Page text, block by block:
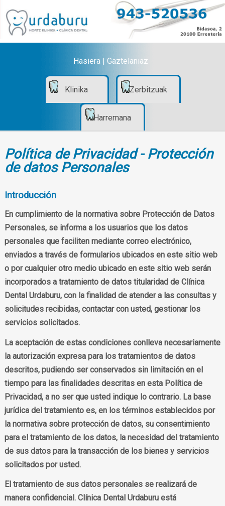
Hasiera| Gaztelaniaz
Klinika Zerbitzuak
Harremana
Política de Privacidad - Protección
de datos Personales
Introducción
En cumplimiento de la normativa sobre Protección de Datos
Personales, se informa a los usuarios que los datos
personales que faciliten mediante correo electrónico,
enviados a través de formularios ubicados en este sitio web
o por cualquier otro medio ubicado en este sitio web serán
incorporados a tratamiento de datos titularidad de Clínica
Dental Urdaburu, con la finalidad de atender a las consultas y
solicitudes recibidas, contactar con usted, gestionar los
servicios solicitados.
La aceptación de estas condiciones conlleva necesariamente
la autorización expresa para los tratamientos de datos
descritos, pudiendo ser conservados sin limitación en el
tiempo para las finalidades descritas en esta Política de
Privacidad, a no ser que usted indique lo contrario. La base
jurídica del tratamiento es, en los términos establecidos por
la normativa sobre protección de datos, su consentimiento
para el tratamiento de los datos, la necesidad del tratamiento
de sus datos para la transacción de los bienes y servicios
solicitados por usted.
El tratamiento de sus datos personales se realizará de
manera confidencial. Clínica Dental Urdaburu está